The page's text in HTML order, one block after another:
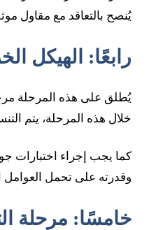
يُنصح بالتعاقد مع مقاول
رابعًا: الهيكل
يُطلق على هذه المرحلة
خلال هذه المرحلة، يتم
كما يجب إجراء اختبارات
وقدرته على تحمل العوامل
خامسًا: مرحلة